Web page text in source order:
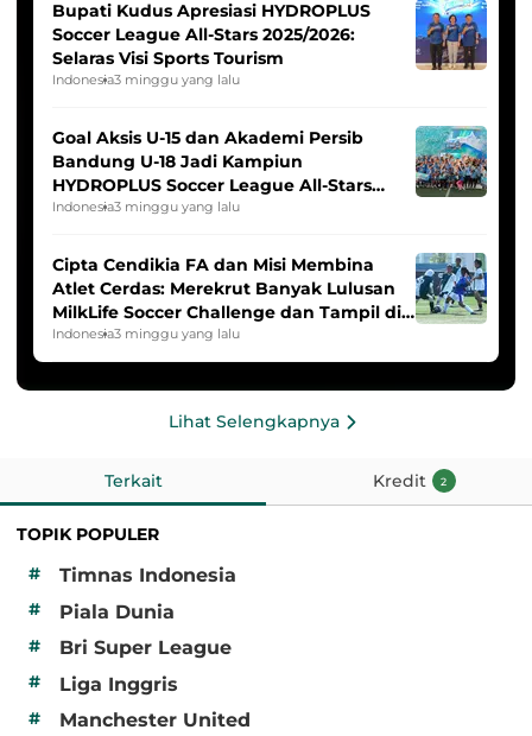
Bupati Kudus Apresiasi HYDROPLUS
Soccer League All-Stars 2025/2026:
Selaras Visi Sports Tourism
Indonesia3 minggu yang lalu
Goal Aksis U-15 dan Akademi Persib
Bandung U-18 Jadi Kampiun
HYDROPLUS Soccer League All-Stars
2025/2026
Indonesia3 minggu yang lalu
Cipta Cendikia FA dan Misi Membina
Atlet Cerdas: Merekrut Banyak Lulusan
MilkLife Soccer Challenge dan Tampil di
HYDROPLUS Soccer League
Indonesia3 minggu yang lalu
Lihat Selengkapnya
Terkait Kredit 2
TOPIK POPULER
#
Timnas Indonesia
# Piala Dunia
# Bri Super League
# Liga Inggris
# Manchester United